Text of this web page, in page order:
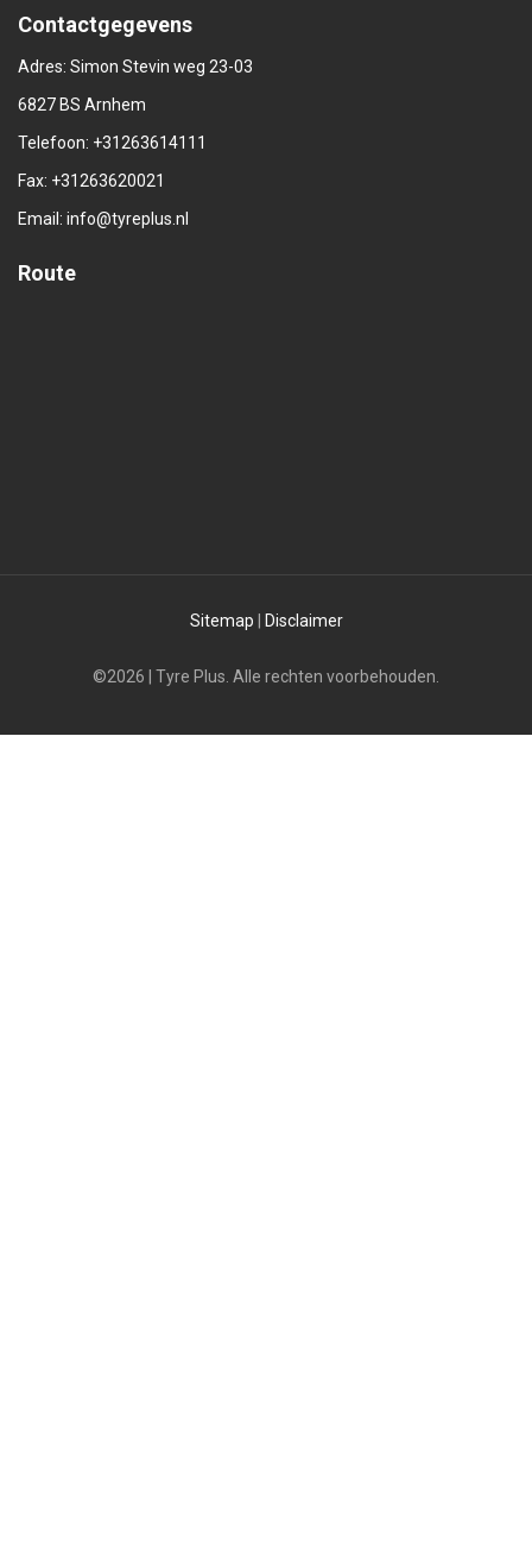
Contactgegevens
Adres: Simon Stevin weg 23-03
6827 BS Arnhem
Telefoon: +31263614111
Fax: +31263620021
Email: info@tyreplus.nl
Route
Sitemap Disclaimer
©2026 | Tyre Plus. Alle rechten voorbehouden.